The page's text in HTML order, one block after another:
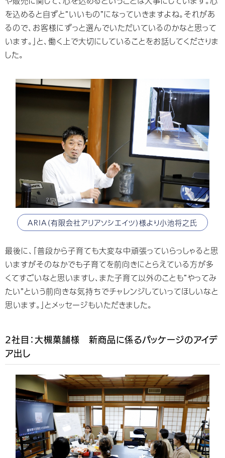
を込めると自ずと“いいもの”になっていきますよね。それがあ
るので、お客様にずっと選んでいただいているのかなと思って
います。」と、働く上で大切にしていることをお話してくださりま
した。
ARIA（有限会社アリアソシエイツ）様より小池将之氏
最後に、「普段から子育ても大変な中頑張っていらっしゃると思
いますがそのなかでも子育てを前向きにとらえている方が多
くてすごいなと思いますし、また子育て以外のことも“やってみ
たい”という前向きな気持ちでチャレンジしていってほしいなと
思います。」とメッセージもいただきました。
2社目：大槻菓舗様 新商品に係るパッケージのアイデ
ア出し